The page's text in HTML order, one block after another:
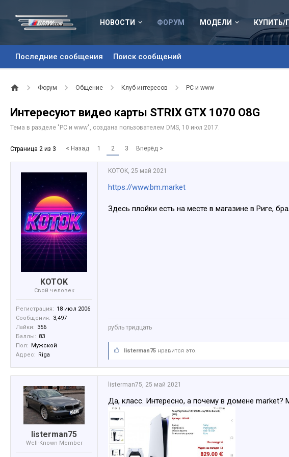
НОВОСТИ ФОРУМ
Последние сообщения Поиск сообщений
МОДЕЛИ КУПИТЬ/
Форум Общение Клуб интересов PC и www
Интересуют видео карты STRIX GTX 1070 O8G
Тема в разделе " PC и www", создана пользователем DMS, 10 июл 2017.
Страница 2 из 3 < Назад 1 2 3 Вперёд >
KOTOK
Свой человек
Регистрация: 18 июл 2006
Сообщения: 3,497
Лайки: 356
Баллы: 83
Пол: Мужской
Адрес: Riga
KOTOK, 25 май 2021
https://www.bm.market
Здесь плойки есть на месте в магазине в Риге,
рубль тридцать
listerman75 нравится это.
listerman75
Well-Known Member
listerman75, 25 май 2021
Да, класс. Интересно, а почему в домене